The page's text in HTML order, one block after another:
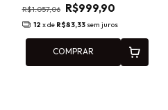
R$1.057,06 R$999,90
12 x de R$83,33 sem juros
COMPRAR